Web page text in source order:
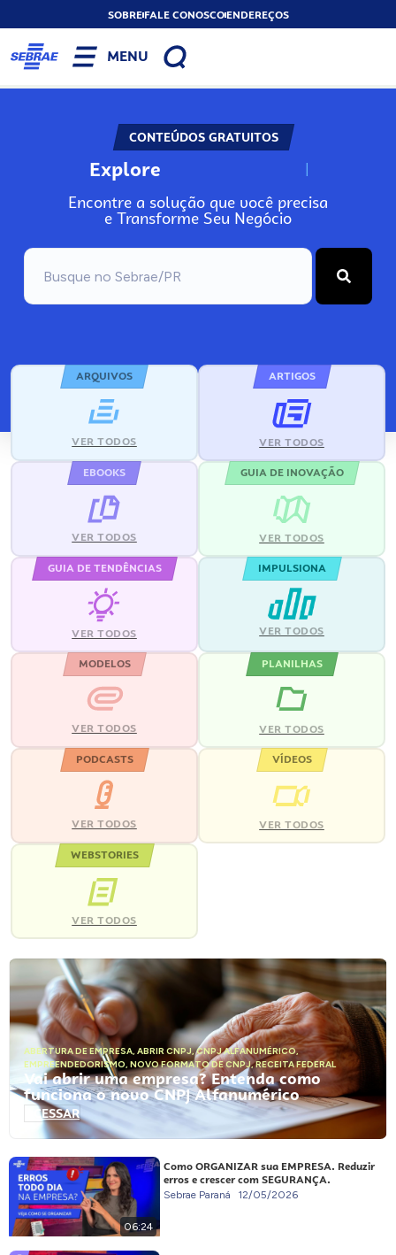
SOBREFALE CONOSCOENDEREÇOS
MENU
CONTEÚDOS GRATUITOS
Explore N
Encontre a solução que você precisa
e Transforme Seu Negócio
ARQUIVOS
VER TODOS
ARTIGOS
VER TODOS
EBOOKS
VER TODOS
GUIA DE INOVAÇÃO
VER TODOS
GUIA DE TENDÊNCIAS
VER TODOS
IMPULSIONA
VER TODOS
MODELOS
VER TODOS
PLANILHAS
VER TODOS
PODCASTS
VER TODOS
VÍDEOS
VER TODOS
WEBSTORIES
VER TODOS
ABERTURA DE EMPRESA, ABRIR CNPJ,CNPJ ALFANUMÉRICO,
EMPREENDEDORISMO, NOVO FORMATO DE CNPJ,RECEITA FEDERAL
Vai abrir uma empresa? Entenda como
funciona o novo CNPJ Alfanumérico
ACESSAR
06:24
Como ORGANIZAR sua EMPRESA. Reduzir
erros e crescer com SEGURANÇA.
Sebrae Paraná 12/05/2026